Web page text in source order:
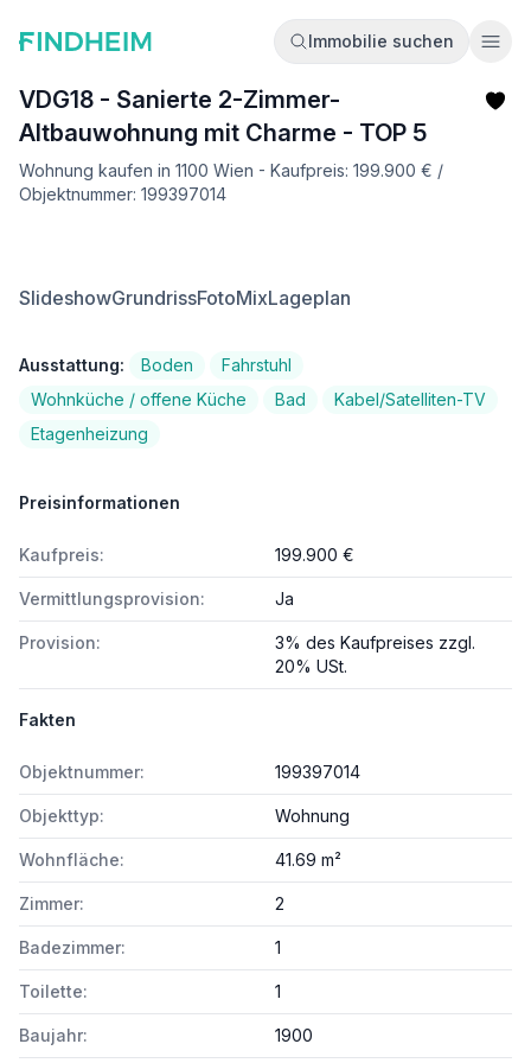
Immobilie suchen
VDG18 - Sanierte 2-Zimmer-
Altbauwohnung mit Charme - TOP 5
Wohnung kaufen in 1100 Wien - Kaufpreis: 199.900 € /
Objektnummer: 199397014
SlideshowGrundrissFotoMixLageplan
Ausstattung: Boden
Fahrstuhl
Wohnküche / offene Küche
Bad
Kabel/Satelliten-TV
Etagenheizung
Preisinformationen
Kaufpreis: 199.900 €
Vermittlungsprovision: Ja
Provision:
3% des Kaufpreises zzgl.
20% USt.
Fakten
Objektnummer: 199397014
Objekttyp: Wohnung
Wohnfläche: 41.69 m²
Zimmer: 2
Badezimmer: 1
Toilette: 1
Baujahr: 1900